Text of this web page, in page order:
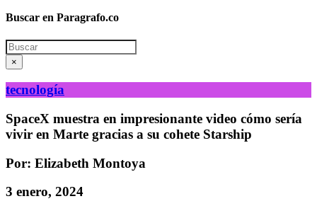
Buscar en Paragrafo.co
Search
×
tecnología
SpaceX muestra en impresionante video cómo sería
vivir en Marte gracias a su cohete Starship
Por: Elizabeth Montoya
3 enero, 2024